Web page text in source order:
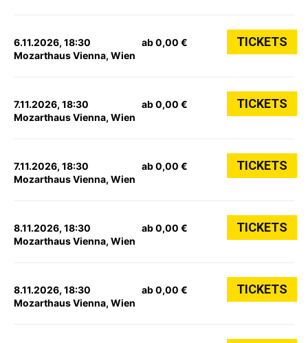
6.11.2026, 18:30
Mozarthaus Vienna, Wien
ab 0,00 € TICKETS
7.11.2026, 18:30
Mozarthaus Vienna, Wien
ab 0,00 € TICKETS
7.11.2026, 18:30
Mozarthaus Vienna, Wien
ab 0,00 € TICKETS
8.11.2026, 18:30
Mozarthaus Vienna, Wien
ab 0,00 € TICKETS
8.11.2026, 18:30
Mozarthaus Vienna, Wien
ab 0,00 € TICKETS